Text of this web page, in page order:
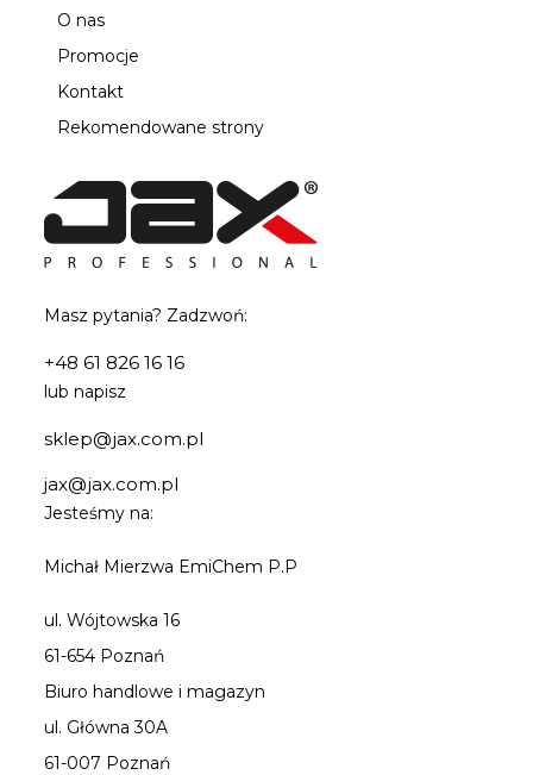
O nas
Promocje
Kontakt
Rekomendowane strony
Masz pytania? Zadzwoń:
+48 61 826 16 16
lub napisz
sklep@jax.com.pl
jax@jax.com.pl
Jesteśmy na:
Michał Mierzwa EmiChem P.P
ul. Wójtowska 16
61-654 Poznań
Biuro handlowe i magazyn
ul. Główna 30A
61-007 Poznań